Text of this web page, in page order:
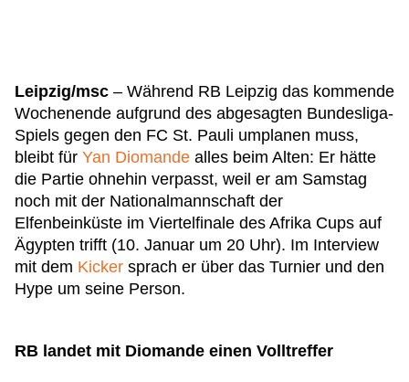
Leipzig/msc – Während RB Leipzig das kommende
Wochenende aufgrund des abgesagten Bundesliga-
Spiels gegen den FC St. Pauli umplanen muss,
bleibt für Yan Diomande alles beim Alten: Er hätte
die Partie ohnehin verpasst, weil er am Samstag
noch mit der Nationalmannschaft der
Elfenbeinküste im Viertelfinale des Afrika Cups auf
Ägypten trifft (10. Januar um 20 Uhr). Im Interview
mit dem Kicker sprach er über das Turnier und den
Hype um seine Person.
RB landet mit Diomande einen Volltreffer